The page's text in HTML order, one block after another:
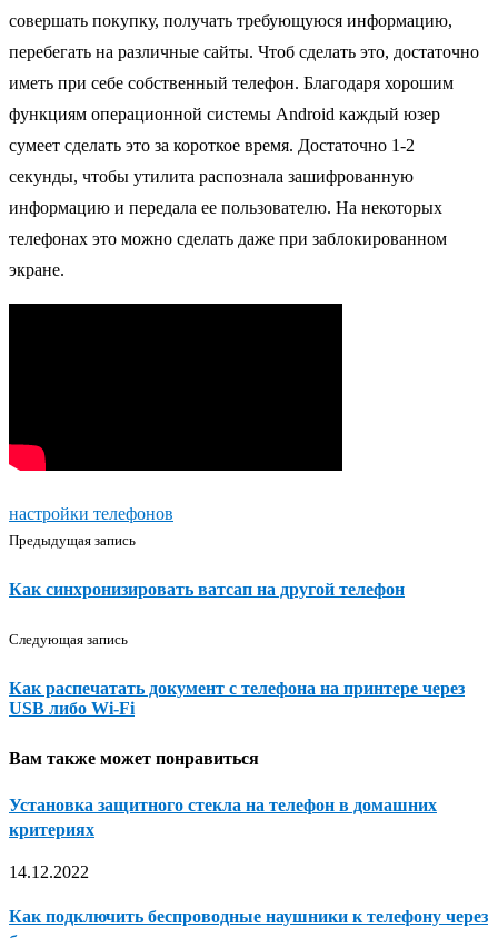
совершать покупку, получать требующуюся информацию,
перебегать на различные сайты. Чтоб сделать это, достаточно
иметь при себе собственный телефон. Благодаря хорошим
функциям операционной системы Android каждый юзер
сумеет сделать это за короткое время. Достаточно 1-2
секунды, чтобы утилита распознала зашифрованную
информацию и передала ее пользователю. На некоторых
телефонах это можно сделать даже при заблокированном
экране.
настройки телефонов
Предыдущая запись
Как синхронизировать ватсап на другой телефон
Следующая запись
Как распечатать документ с телефона на принтере через
USB либо Wi-Fi
Вам также может понравиться
Установка защитного стекла на телефон в домашних
критериях
14.12.2022
Как подключить беспроводные наушники к телефону через